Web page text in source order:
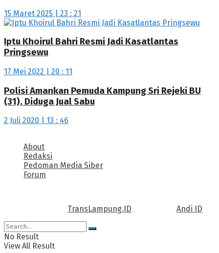
15 Maret 2025 | 23 : 21
Iptu Khoirul Bahri Resmi Jadi Kasatlantas
Pringsewu
17 Mei 2022 | 20 : 11
Polisi Amankan Pemuda Kampung Sri Rejeki BU
(31), Diduga Jual Sabu
2 Juli 2020 | 13 : 46
About
Redaksi
Pedoman Media Siber
Forum
TransLampung.ID Andi ID
No Result
View All Result